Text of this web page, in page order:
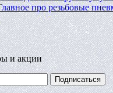
про резьбовые
и акции
Подписаться